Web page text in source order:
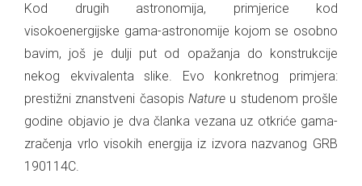
Kod drugih astronomija, primjerice kod
visokoenergijske gama-astronomije kojom se osobno
bavim, još je dulji put od opažanja do konstrukcije
nekog ekvivalenta slike. Evo konkretnog primjera:
prestižni znanstveni časopis Nature u studenom prošle
godine objavio je dva članka vezana uz otkriće gama-
zračenja vrlo visokih energija iz izvora nazvanog GRB
190114C.